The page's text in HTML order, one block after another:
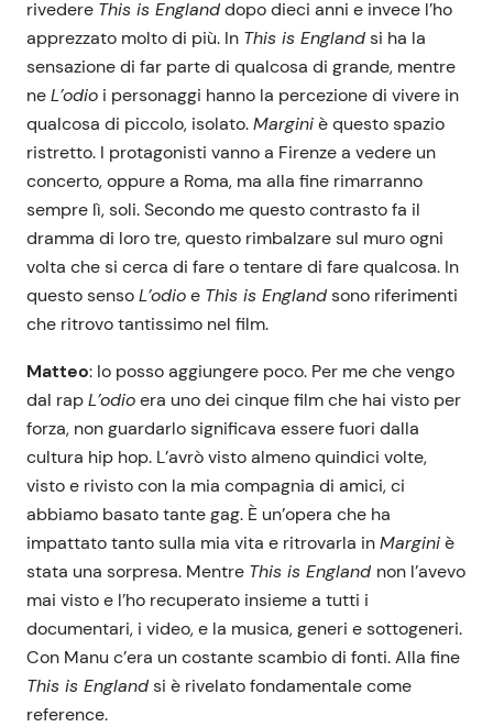
rivedere This is Englanddopo dieci anni e invece l’ho
apprezzato molto di più. In This is Englandsi ha la
sensazione di far parte di qualcosa di grande, mentre
neL’odio i personaggi hanno la percezione di vivere in
qualcosa di piccolo, isolato.Marginiè questo spazio
ristretto. I protagonisti vanno a Firenze a vedere un
concerto, oppure a Roma, ma alla fine rimarranno
sempre lì, soli. Secondo me questo contrasto fa il
dramma di loro tre, questo rimbalzare sul muro ogni
volta che si cerca di fare o tentare di fare qualcosa. In
questo sensoL’odioe This is Englandsono riferimenti
che ritrovo tantissimo nel film.
Matteo: Io posso aggiungere poco. Per me che vengo
dal rapL’odioera uno dei cinque film che hai visto per
forza, non guardarlo significava essere fuori dalla
cultura hip hop. L’avrò visto almeno quindici volte,
visto e rivisto con la mia compagnia di amici, ci
abbiamo basato tante gag. È un’opera che ha
impattato tanto sulla mia vita e ritrovarla inMarginiè
stata una sorpresa. Mentre This is England non l’avevo
mai visto e l’ho recuperato insieme a tutti i
documentari, i video, e la musica, generi e sottogeneri.
Con Manu c’era un costante scambio di fonti. Alla fine
This is Englandsi è rivelato fondamentale come
reference.